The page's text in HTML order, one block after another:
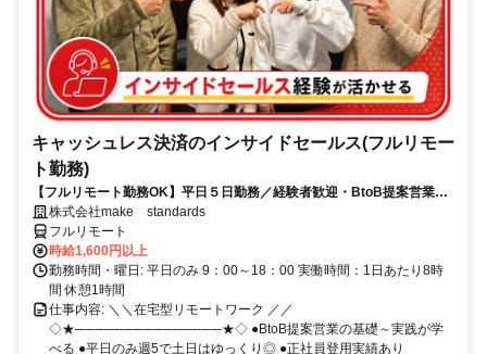
キャッシュレス決済のインサイドセールス(フルリモー
ト勤務)
【フルリモート勤務OK】平日５日勤務／経験者歓迎・BtoB提案営業で
スキルアップ
株式会社make standards
フルリモート
時給1,600円以上
勤務時間・曜日: 平日のみ 9：00～18：00 実働時間：1日あたり8時
間 休憩1時間
仕事内容: ＼＼在宅型リモートワーク ／／
◇★───────────────★◇ ●BtoB提案営業の基礎～実践が学
べる ●平日のみ週5で土日はゆっくり◎ ●正社員登用実績あり